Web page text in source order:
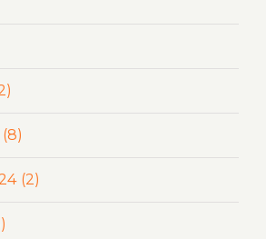
(2)